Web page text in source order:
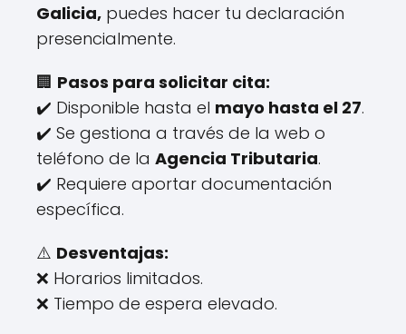
Galicia, puedes hacer tu declaración
presencialmente.
🏢 Pasos para solicitar cita:
✔️ Disponible hasta el mayo hasta el 27.
✔️ Se gestiona a través de la web o
teléfono de la Agencia Tributaria.
✔️ Requiere aportar documentación
específica.
⚠️ Desventajas:
❌ Horarios limitados.
❌ Tiempo de espera elevado.